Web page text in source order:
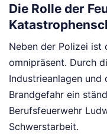
Die Rolle der
Neben der Polizei ist
omnipräsent. Durch
Industrieanlagen
Brandgefahr ein
Berufsfeuerwehr
Schwerstarbeit.